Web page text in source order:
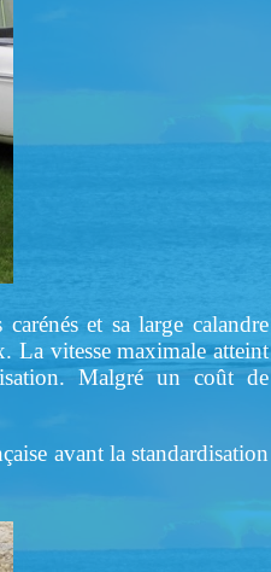
et sa large calandre
La vitesse maximale atteint
Malgré un coût de
avant la standardisation